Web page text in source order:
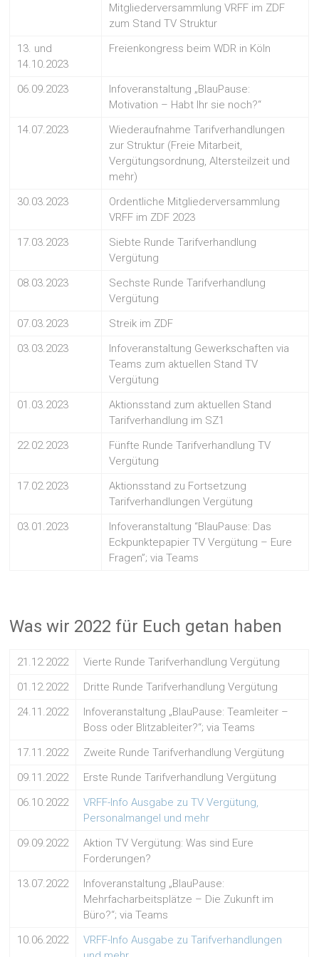
Mitgliederversammlung VRFF im ZDF
zum Stand TV Struktur
13. und
14.10.2023
Freienkongress beim WDR in Köln
06.09.2023
Infoveranstaltung „BlauPause:
Motivation – Habt Ihr sie noch?“
14.07.2023
Wiederaufnahme Tarifverhandlungen
zur Struktur (Freie Mitarbeit,
Vergütungsordnung, Altersteilzeit und
mehr)
30.03.2023
Ordentliche Mitgliederversammlung
VRFF im ZDF 2023
17.03.2023
Siebte Runde Tarifverhandlung
Vergütung
08.03.2023
Sechste Runde Tarifverhandlung
Vergütung
07.03.2023
Streik im ZDF
03.03.2023
Infoveranstaltung Gewerkschaften via
Teams zum aktuellen Stand TV
Vergütung
01.03.2023
Aktionsstand zum aktuellen Stand
Tarifverhandlung im SZ1
22.02.2023
Fünfte Runde Tarifverhandlung TV
Vergütung
17.02.2023
Aktionsstand zu Fortsetzung
Tarifverhandlungen Vergütung
03.01.2023
Infoveranstaltung “BlauPause: Das
Eckpunktepapier TV Vergütung – Eure
Fragen”; via Teams
Was wir 2022 für Euch getan haben
21.12.2022
Vierte Runde Tarifverhandlung Vergütung
01.12.2022
Dritte Runde Tarifverhandlung Vergütung
24.11.2022
Infoveranstaltung „BlauPause: Teamleiter –
Boss oder Blitzableiter?“; via Teams
17.11.2022
Zweite Runde Tarifverhandlung Vergütung
09.11.2022
Erste Runde Tarifverhandlung Vergütung
06.10.2022
VRFF-Info Ausgabe zu TV Vergütung,
Personalmangel und mehr
09.09.2022
Aktion TV Vergütung: Was sind Eure
Forderungen?
13.07.2022
Infoveranstaltung „BlauPause:
Mehrfacharbeitsplätze – Die Zukunft im
Büro?“; via Teams
10.06.2022
VRFF-Info Ausgabe zu Tarifverhandlungen